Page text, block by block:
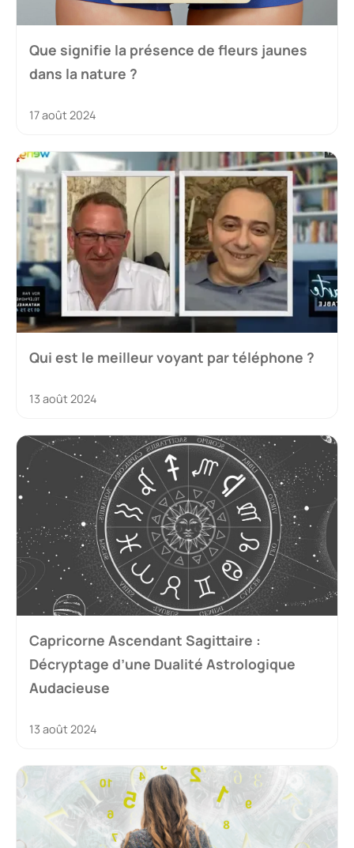
Que signifie la présence de fleurs jaunes
dans la nature ?
17 août 2024
Qui est le meilleur voyant par téléphone ?
13 août 2024
Capricorne Ascendant Sagittaire :
Décryptage d’une Dualité Astrologique
Audacieuse
13 août 2024